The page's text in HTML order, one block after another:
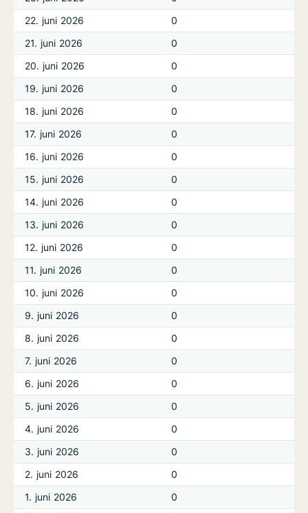
22. juni 2026
0
21. juni 2026
0
20. juni 2026
0
19. juni 2026
0
18. juni 2026
0
17. juni 2026
0
16. juni 2026
0
15. juni 2026
0
14. juni 2026
0
13. juni 2026
0
12. juni 2026
0
11. juni 2026
0
10. juni 2026
0
9. juni 2026
0
8. juni 2026
0
7. juni 2026
0
6. juni 2026
0
5. juni 2026
0
4. juni 2026
0
3. juni 2026
0
2. juni 2026
0
1. juni 2026
0